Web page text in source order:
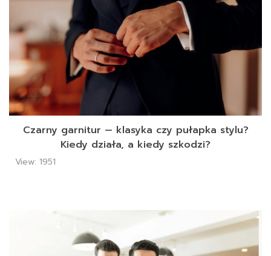
Czarny garnitur — klasyka czy pułapka stylu?
Kiedy działa, a kiedy szkodzi?
View: 1951